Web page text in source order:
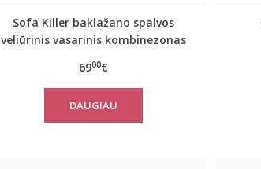
Sofa Killer baklažano spalvos
veliūrinis vasarinis kombinezonas
6900€
DAUGIAU